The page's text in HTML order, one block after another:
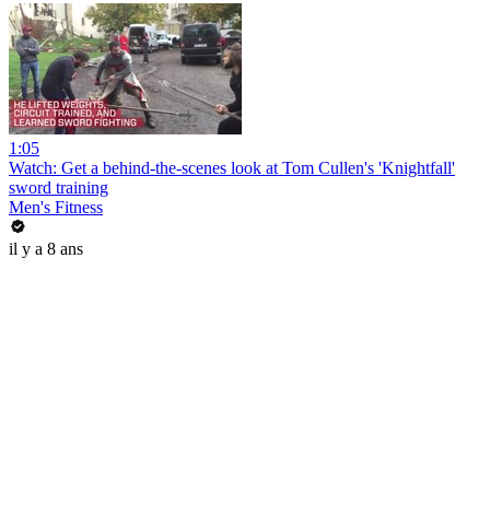
1:05
Watch: Get a behind-the-scenes look at Tom Cullen's 'Knightfall'
sword training
Men's Fitness
il y a 8 ans